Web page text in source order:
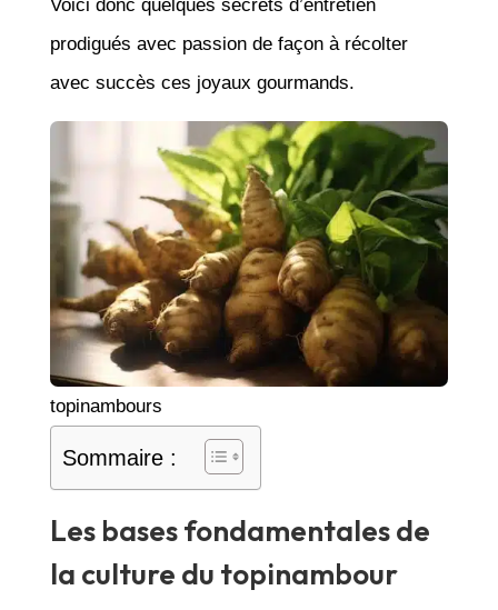
Voici donc quelques secrets d’entretien
prodigués avec passion de façon à récolter
avec succès ces joyaux gourmands.
topinambours
Sommaire :
Les bases fondamentales de
la culture du topinambour